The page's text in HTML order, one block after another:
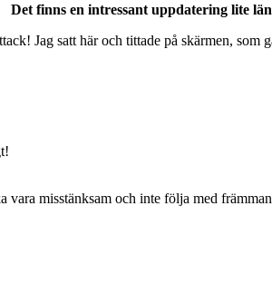
Det finns en intressant uppdatering lite
Jag satt här och tittade på skärmen, som
misstänksam och inte följa med